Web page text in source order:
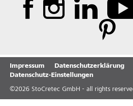
Impressum Datenschutzerklärung
Datenschutz-Einstellungen
©2026 StoCretec GmbH - all rights